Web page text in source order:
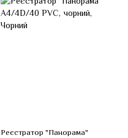
Реєстратор "Панорама"